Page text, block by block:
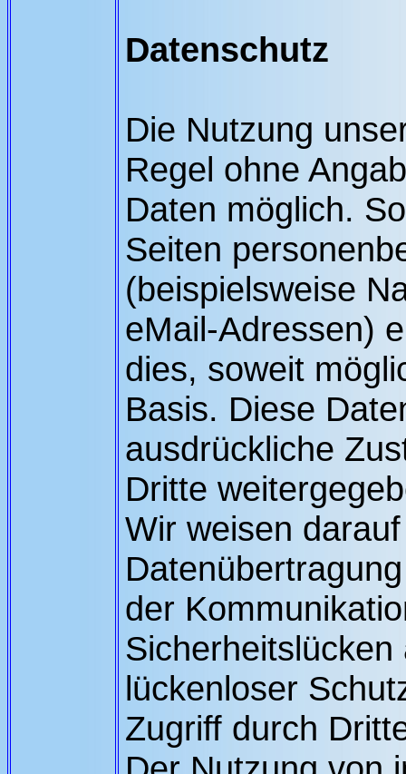
Datenschutz
Die Nutzung
Regel ohne
Daten möglich.
Seiten
(beispielsweise
eMail-Adressen)
dies, soweit
Basis. Diese
ausdrückliche
Dritte
Wir weisen
der
lückenloser
Zugriff durch